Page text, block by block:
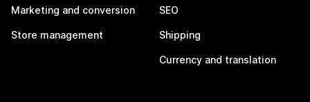
Marketing and conversion
Store management
SEO
Shipping
Currency and translation